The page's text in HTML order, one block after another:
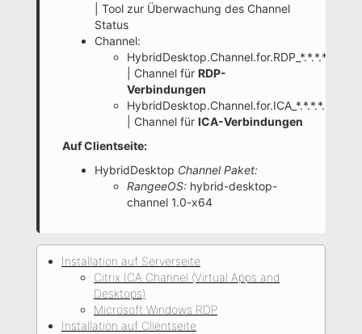
| Tool zur Überwachung des Channel
Status
Channel:
HybridDesktop.Channel.for.RDP_*.*.*.*.msi
| Channel für RDP-
Verbindungen
HybridDesktop.Channel.for.ICA_*.*.*.*.msi
| Channel für ICA-Verbindungen
Auf Clientseite:
HybridDesktop Channel Paket:
RangeeOS: hybrid-desktop-
channel 1.0-x64
Installation auf Serverseite
Citrix ICA Channel (Virtual Apps and
Desktops)
Microsoft Windows RDP
Installation auf Clientseite